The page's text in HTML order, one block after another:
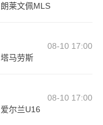
朗莱文佩MLS
08-10 17:00
塔马劳斯
08-10 17:00
爱尔兰U16